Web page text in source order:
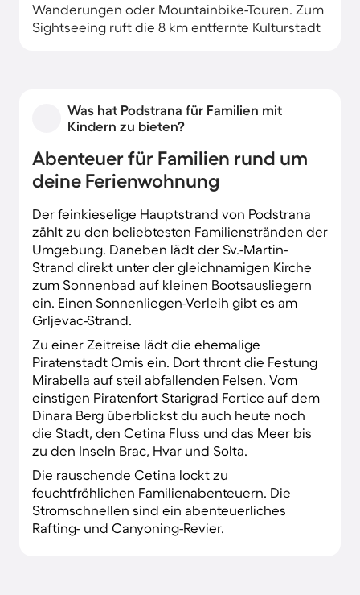
Wanderungen oder Mountainbike-Touren. Zum
Sightseeing ruft die 8 km entfernte Kulturstadt
einen weiten Blick über das Meer. Von den
Ferienhäusern im Ortsteil Grljevac hast du es
Urlaubsdomizile verfügen auch über einen
eigenen Pool. In der Umgebung verführen
du zauberst für dich und deine Lieben ein
köstliches Mahl in deiner Ferienhaus-Küche.
Was hat Podstrana für Familien mit
Kindern zu bieten?
Abenteuer für Familien rund um
deine Ferienwohnung
Der feinkieselige Hauptstrand von Podstrana
zählt zu den beliebtesten Familienstränden der
Umgebung. Daneben lädt der Sv.-Martin-
Strand direkt unter der gleichnamigen Kirche
zum Sonnenbad auf kleinen Bootsausliegern
ein. Einen Sonnenliegen-Verleih gibt es am
Grljevac-Strand.
Zu einer Zeitreise lädt die ehemalige
Piratenstadt Omis ein. Dort thront die Festung
Mirabella auf steil abfallenden Felsen. Vom
einstigen Piratenfort Starigrad Fortice auf dem
Dinara Berg überblickst du auch heute noch
die Stadt, den Cetina Fluss und das Meer bis
zu den Inseln Brac, Hvar und Solta.
Die rauschende Cetina lockt zu
feuchtfröhlichen Familienabenteuern. Die
Stromschnellen sind ein abenteuerliches
Rafting- und Canyoning-Revier.